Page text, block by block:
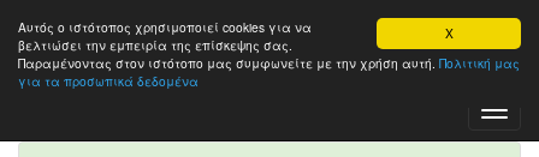
X
Αυτός ο ιστότοπος χρησιμοποιεί cookies για να
βελτιώσει την εμπειρία της επίσκεψης σας.
Παραμένοντας στον ιστότοπo μας συμφωνείτε με την χρήση αυτή. Πολιτική μας
για τα προσωπικά δεδομένα